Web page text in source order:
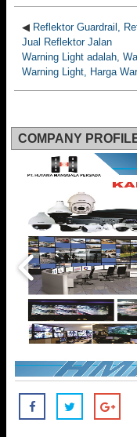
◀ Reflektor Guardrail,
Jual Reflektor Jalan
Warning Light adalah,
Warning Light, Harga
COMPANY